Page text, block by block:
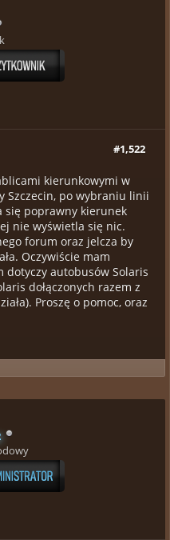
#1,522
kierunkowymi w
Szczecin, po wybraniu linii
się poprawny kierunek
nie wyświetla się nic.
forum oraz jelcza by
Oczywiście mam
autobusów Solaris
dołączonych razem z
Proszę o pomoc, oraz